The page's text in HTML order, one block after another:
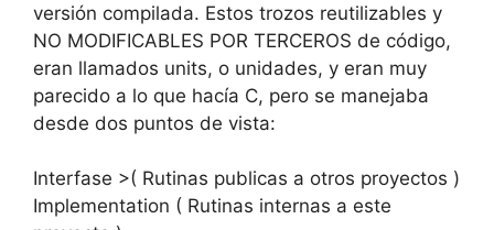
versión compilada. Estos trozos reutilizables y
NO MODIFICABLES POR TERCEROS de código,
eran llamados units, o unidades, y eran muy
parecido a lo que hacía C, pero se manejaba
desde dos puntos de vista:
Interfase >( Rutinas publicas a otros proyectos )
Implementation ( Rutinas internas a este